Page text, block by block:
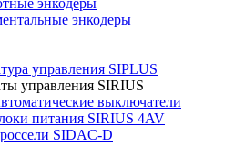
энкодеры
энкодеры
управления SIPLUS
управления SIRIUS
выключатели
питания SIRIUS 4AV
SIDAC-D